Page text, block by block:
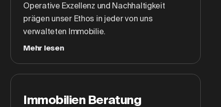
Operative Exzellenz und Nachhaltigkeit
prägen unser Ethos in jeder von uns
verwalteten Immobilie.
Mehr lesen
Immobilien Beratung